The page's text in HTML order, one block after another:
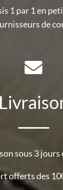
1 par 1 en
de
sous 3 jours
offerts des